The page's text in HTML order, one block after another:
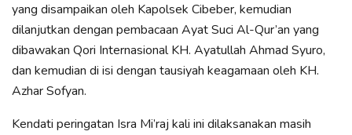
yang disampaikan oleh Kapolsek Cibeber, kemudian
dilanjutkan dengan pembacaan Ayat Suci Al-Qur’an yang
dibawakan Qori Internasional KH. Ayatullah Ahmad Syuro,
dan kemudian di isi dengan tausiyah keagamaan oleh KH.
Azhar Sofyan.
Kendati peringatan Isra Mi’raj kali ini dilaksanakan masih